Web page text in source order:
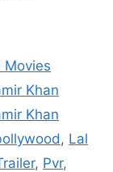
Movies
Khan
Khan
, Lal
, Pvr,